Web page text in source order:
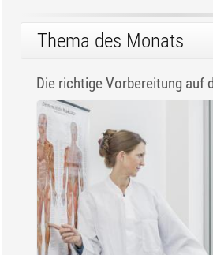
Thema des Monats
Die richtige Vorbereitung auf